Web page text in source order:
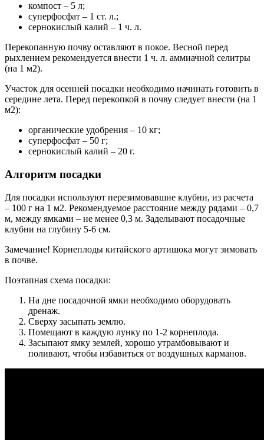
компост – 5 л;
суперфосфат – 1 ст. л.;
сернокислый калий – 1 ч. л.
Перекопанную почву оставляют в покое. Весной перед
рыхлением рекомендуется внести 1 ч. л. аммиачной селитры
(на 1 м2).
Участок для осенней посадки необходимо начинать готовить в
середине лета. Перед перекопкой в почву следует внести (на 1
м2):
органические удобрения – 10 кг;
суперфосфат – 50 г;
сернокислый калий – 20 г.
Алгоритм посадки
Для посадки используют перезимовавшие клубни, из расчета
– 100 г на 1 м2. Рекомендуемое расстояние между рядами – 0,7
м, между ямками – не менее 0,3 м. Заделывают посадочные
клубни на глубину 5-6 см.
Замечание! Корнеплоды китайского артишока могут зимовать
в почве.
Поэтапная схема посадки:
На дне посадочной ямки необходимо оборудовать
дренаж.
Сверху засыпать землю.
Помещают в каждую лунку по 1-2 корнеплода.
Засыпают ямку землей, хорошо утрамбовывают и
поливают, чтобы избавиться от воздушных карманов.